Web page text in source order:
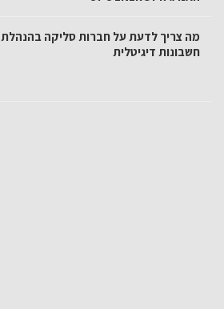
מה צריך לדעת על חברות סליקה בהנהלת
חשבונות דיגיטלית